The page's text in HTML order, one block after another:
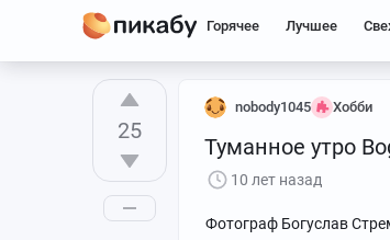
Горячее Лучшее
25
nobody1045 Хобби
Туманное утро
10 лет назад
Фотограф Богуслав